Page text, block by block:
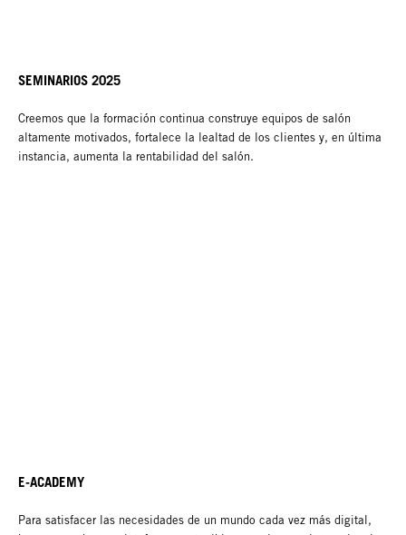
SEMINARIOS 2025
Creemos que la formación continua construye equipos de salón
altamente motivados, fortalece la lealtad de los clientes y, en última
instancia, aumenta la rentabilidad del salón.
E-ACADEMY
Para satisfacer las necesidades de un mundo cada vez más digital,